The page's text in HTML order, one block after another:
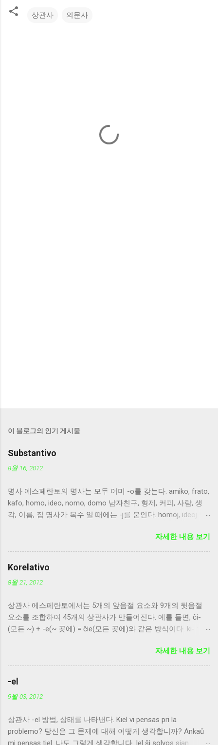
상관사 의문사
이 블로그의 인기 게시물
Substantivo
8월 16, 2012
명사 에스페란토의 명사는 모두 어미 -o를 갖는다. amiko, frato,
kafo, homo, ideo, nomo, domo 남자친구, 형제, 커피, 사람, 생
각, 이름, 집 명사가 복수 일 때에는 -j를 붙인다. homoj, ideoj 명
복수형 어미와 목적격 어미가 함께 붙을 때는 복수형 어미를 먼
저 붙인다. homojn, ideojn
자세한 내용 보기
Korelativo
8월 21, 2012
상관사 에스페란토에서는 5개의 앞음절 요소와 9개의 뒷음절
요소를 조합하여 45개의 상관사가 만들어진다. 예를 들면, ĉi-
(모든 ~) + -e(~ 곳에) = ĉie(모든 곳에)와 같은 방식이다. ki- : 의
특정, 비한정, 어떤 사람 neni- : 부정의 의미, 아무 것도 아닌 -o :
불확정한 사물, 물건 -u : 특정 개체, 사람 -a : 성향, 성질, 형용 -
수량 ki- 계열의 상관사는 반드시 문장의 처음이나 종속문의 처
음에 온다. -om 계열의 경우는 접미사 -a를 붙여서 -oma의 꼴
적격 -n을 붙여 -en의 꼴로 쓰면 '-곳으로'라는 의미가 된다. -u
계열은 형용사적으로 명사를 수식하여 양적인 의미를 표현할
자세한 내용 보기
-el
9월 03, 2012
상관사 -el 방법, 상태를 나타낸다. Kiel vi pensas pri la
problemo? 당신은 그 문제에 대해 어떻게 생각합니까? Ankaŭ
mi pensas tiel. 나도 그렇게 생각합니다. Iel ŝi solvos sian